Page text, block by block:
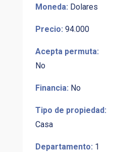
Moneda: Dolares
Precio: 94.000
Acepta permuta:
No
Financia: No
Tipo de propiedad:
Casa
Departamento: 1